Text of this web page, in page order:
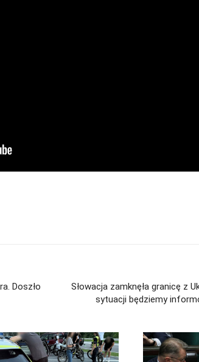
Doszło
Słowacja zamknęła granicę z
sytuacji będziemy